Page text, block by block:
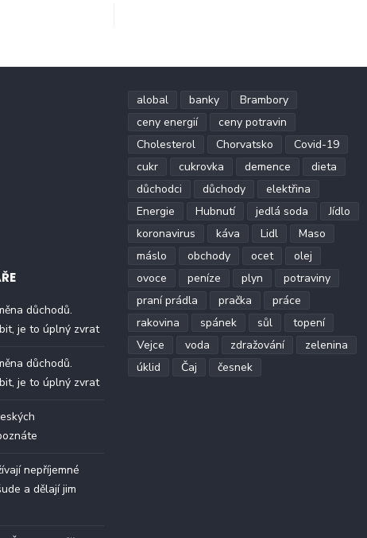
důchodů.
je to úplný zvrat
důchodů.
je to úplný zvrat
nepříjemné
a dělají jim
alobal banky
Brambory
ceny energií
ceny potravin
Cholesterol
Chorvatsko
Covid-19
cukr
cukrovka demence
dieta
důchodci
důchody
elektřina
Energie
Hubnutí jedlá soda
Jídlo
koronavirus
káva Lidl
Maso
máslo
obchody ocet
olej
ovoce
peníze plyn
potraviny
praní prádla
pračka
práce
rakovina
spánek sůl
topení
Vejce
voda zdražování
zelenina
úklid
Čaj česnek